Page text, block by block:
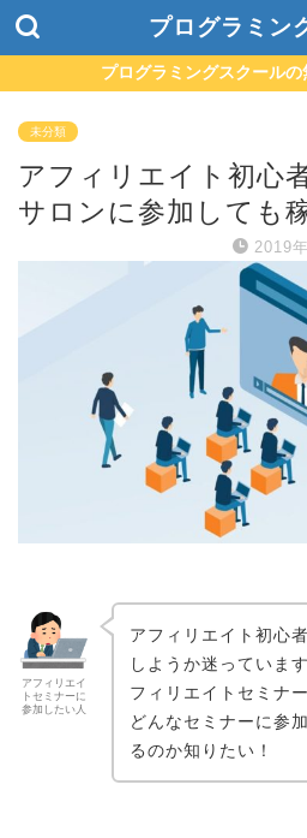
プログラミン
プログラミングスクール
未分類
アフィリエイト初心
サロンに参加しても
2019
アフィリエイ
トセミナーに
参加したい人
アフィリエイト初心
しようか迷っていま
フィリエイトセミナ
どんなセミナーに参
るのか知りたい！